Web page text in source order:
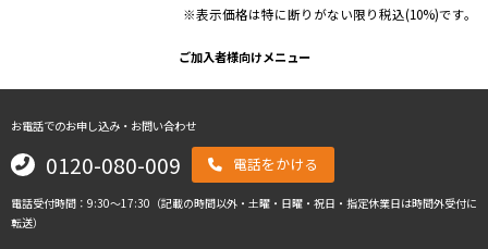
※表示価格は特に断りがない限り税込(10%)です。
ご加入者様向けメニュー
お電話でのお申し込み・お問い合わせ
0120-080-009 電話をかける
電話受付時間：9:30～17:30（記載の時間以外・土曜・日曜・祝日・指定休業日は時間外受付に
転送）